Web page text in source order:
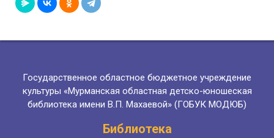
Государственное областное бюджетное учреждение
культуры «Мурманская областная детско-юношеская
библиотека имени В.П. Махаевой» (ГОБУК МОДЮБ)
Библиотека